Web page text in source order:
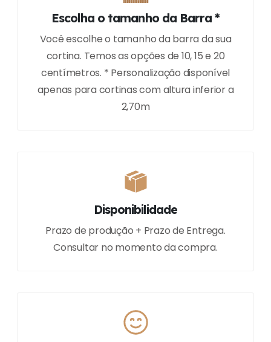
Escolha o tamanho da Barra *
Você escolhe o tamanho da barra da sua
cortina. Temos as opções de 10, 15 e 20
centímetros. * Personalização disponível
apenas para cortinas com altura inferior a
2,70m
Disponibilidade
Prazo de produção + Prazo de Entrega.
Consultar no momento da compra.